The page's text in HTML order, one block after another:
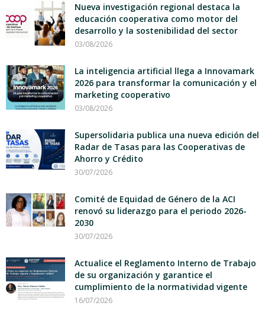
Nueva investigación regional destaca la
educación cooperativa como motor del
desarrollo y la sostenibilidad del sector
03/08/2026
La inteligencia artificial llega a Innovamark
2026 para transformar la comunicación y el
marketing cooperativo
03/08/2026
Supersolidaria publica una nueva edición del
Radar de Tasas para las Cooperativas de
Ahorro y Crédito
30/07/2026
Comité de Equidad de Género de la ACI
renovó su liderazgo para el periodo 2026-
2030
30/07/2026
Actualice el Reglamento Interno de Trabajo
de su organización y garantice el
cumplimiento de la normatividad vigente
16/07/2026